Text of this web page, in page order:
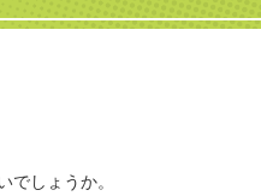
でしょうか。